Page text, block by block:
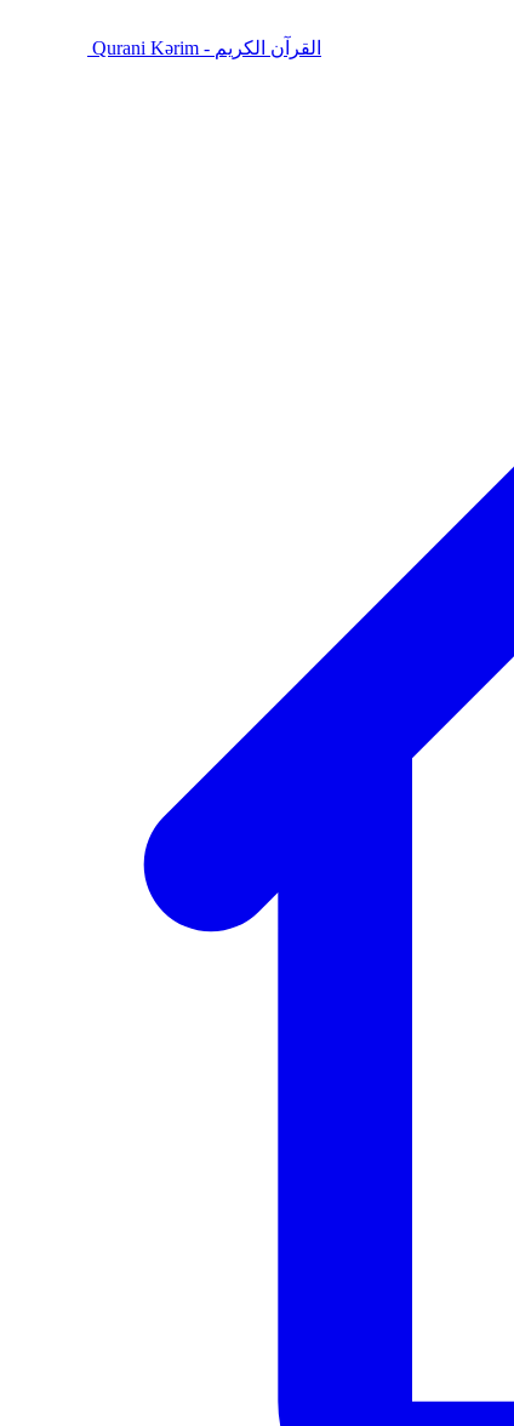
Qurani Kərim - القرآن الكريم